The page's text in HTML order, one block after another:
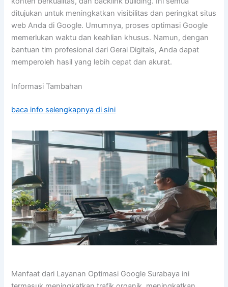
ditujukan untuk meningkatkan visibilitas dan peringkat situs
web Anda di Google. Umumnya, proses optimasi Google
memerlukan waktu dan keahlian khusus. Namun, dengan
bantuan tim profesional dari Gerai Digitals, Anda dapat
memperoleh hasil yang lebih cepat dan akurat.
Informasi Tambahan
baca info selengkapnya di sini
Manfaat dari Layanan Optimasi Google Surabaya ini